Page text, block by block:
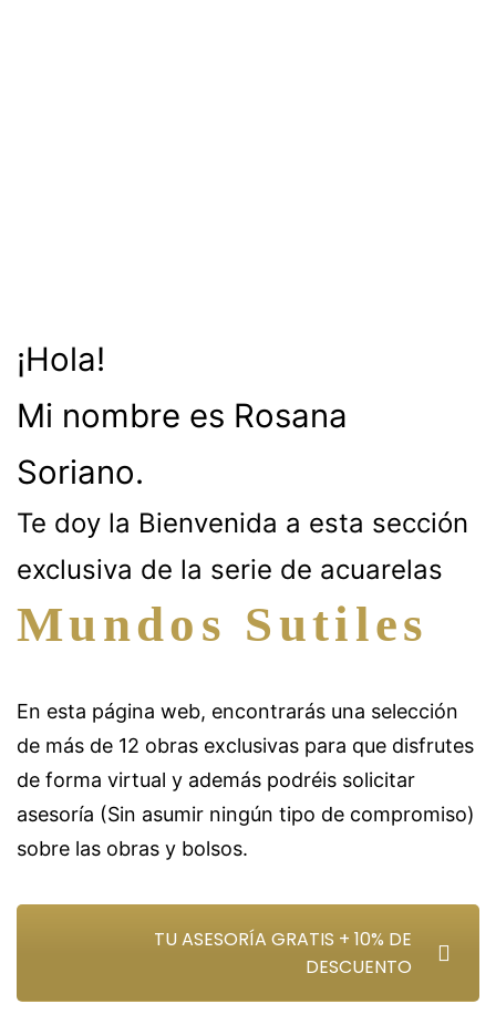
¡Hola!
Mi nombre es Rosana
Soriano.
Te doy la Bienvenida a esta sección
exclusiva de la serie de acuarelas
Mundos Sutiles
En esta página web, encontrarás una selección
de más de 12 obras exclusivas para que disfrutes
de forma virtual y además podréis solicitar
asesoría (Sin asumir ningún tipo de compromiso)
sobre las obras y bolsos.
TU ASESORÍA GRATIS + 10% DE
DESCUENTO